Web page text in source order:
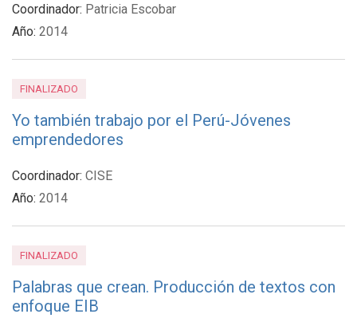
Coordinador: Patricia Escobar
Año: 2014
FINALIZADO
Yo también trabajo por el Perú-Jóvenes
emprendedores
Coordinador: CISE
Año: 2014
FINALIZADO
Palabras que crean. Producción de textos con
enfoque EIB